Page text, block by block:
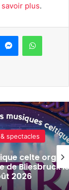
plus.
Messenger
& société
» :
grand dîner
2026